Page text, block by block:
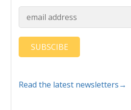
SUBSCIBE
Read the latest newsletters→